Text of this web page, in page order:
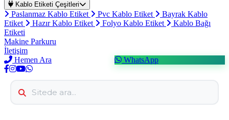
Kablo Etiketi Çeşitleri
Paslanmaz Kablo Etiket Pvc Kablo Etiket
Bayrak Kablo
Etiket
Hazır Kablo Etiket Folyo Kablo Etiket
Kablo Bağı
Etiketi
Makine Parkuru
İletişim
Hemen Ara
WhatsApp